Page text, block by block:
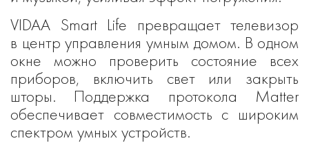
VIDAA Smart Life превращает телевизор
в центр управления умным домом. В одном
окне можно проверить состояние всех
приборов, включить свет или закрыть
шторы. Поддержка протокола Matter
обеспечивает совместимость с широким
спектром умных устройств.